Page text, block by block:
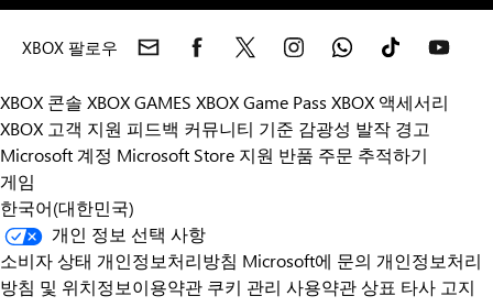
XBOX 팔로우
XBOX 콘솔 XBOX GAMES XBOX Game Pass XBOX 액세서리
XBOX 고객 지원 피드백 커뮤니티 기준 감광성 발작 경고
Microsoft 계정 Microsoft Store 지원 반품 주문 추적하기
게임
한국어(대한민국)
개인 정보 선택 사항
소비자 상태 개인정보처리방침 Microsoft에 문의 개인정보처리
방침 및 위치정보이용약관 쿠키 관리 사용약관상표 타사 고지